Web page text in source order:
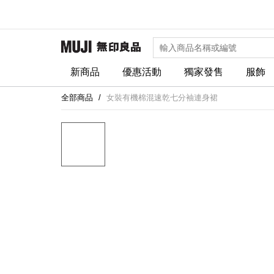
新商品 優惠活動 獨家發售 服飾
全部商品 女裝有機棉混速乾七分袖連身裙